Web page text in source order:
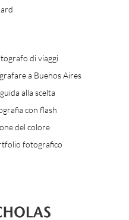
di viaggi
a Buenos Aires
alla scelta
con flash
del colore
fotografico